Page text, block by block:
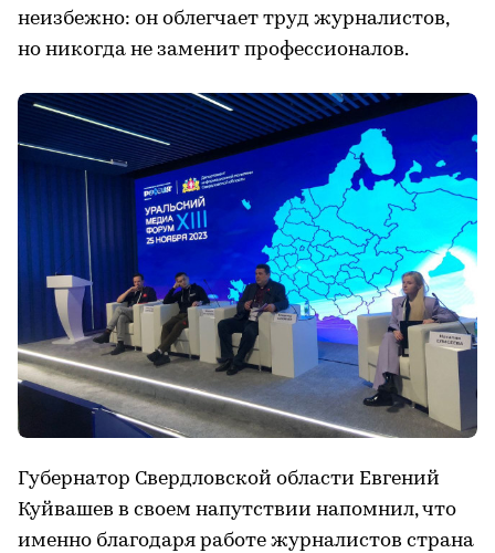
неизбежно: он облегчает труд журналистов,
но никогда не заменит профессионалов.
Губернатор Свердловской области Евгений
Куйвашев в своем напутствии напомнил, что
именно благодаря работе журналистов страна